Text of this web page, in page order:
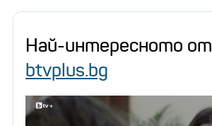
Най-интересното от
btvplus.bg